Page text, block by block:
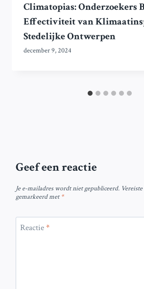
Climatopias: Onderzoekers
Effectiviteit van
Stedelijke Ontwerpen
december 9, 2024
Geef een reactie
Je e-mailadres wordt niet gepubliceerd.
gemarkeerd met*
Reactie*